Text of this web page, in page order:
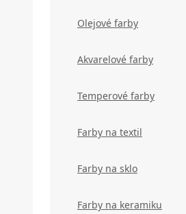
Olejové farby
Akvarelové farby
Temperové farby
Farby na textil
Farby na sklo
Farby na keramiku